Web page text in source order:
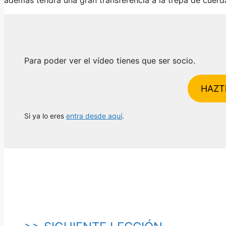
Para poder ver el vídeo tienes que ser socio.
Si ya lo eres entra desde aquí.